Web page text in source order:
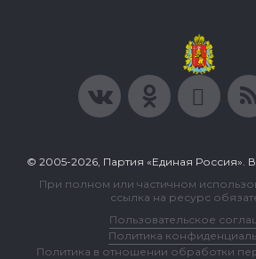
© 2005-2026, Партия «Единая Россия».
При полном или частичном
ссылка на ресурс
Пользовательское
Политика
Политика в отношении обработки